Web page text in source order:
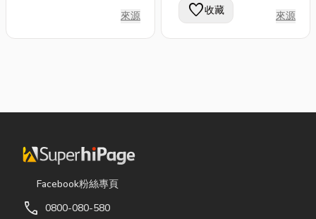
來源 favorite收藏 來源
Facebook粉絲專頁
call 0800-080-580